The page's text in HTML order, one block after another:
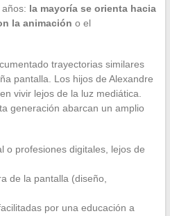
la mayoría se orienta hacia
la animación o el
trayectorias similares
pantalla. Los hijos de Alexandre
vivir lejos de la luz mediática.
generación abarcan un amplio
o profesiones digitales, lejos de
de la pantalla (diseño,
por una educación a